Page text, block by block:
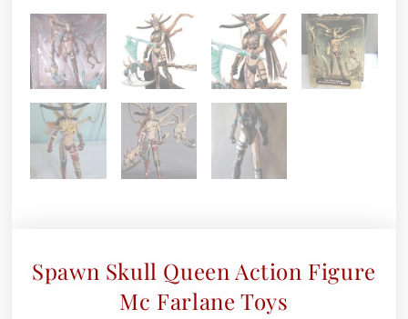
Spawn Skull Queen Action Figure
Mc Farlane Toys